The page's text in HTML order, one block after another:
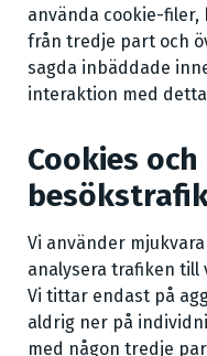
använda cookie-
från tredje part och
sagda inbäddade
interaktion med
Cookies
Vi använder
analysera trafiken till
Vi tittar endast på
aldrig ner på
med någon tredje